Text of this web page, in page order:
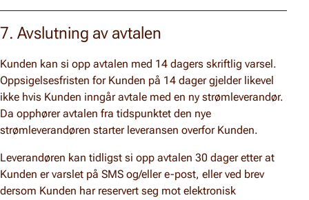
7. Avslutning av avtalen
Kunden kan si opp avtalen med 14 dagers skriftlig varsel.
Oppsigelsesfristen for Kunden på 14 dager gjelder likevel
ikke hvis Kunden inngår avtale med en ny strømleverandør.
Da opphører avtalen fra tidspunktet den nye
strømleverandøren starter leveransen overfor Kunden.
Leverandøren kan tidligst si opp avtalen 30 dager etter at
Kunden er varslet på SMS og/eller e-post, eller ved brev
dersom Kunden har reservert seg mot elektronisk